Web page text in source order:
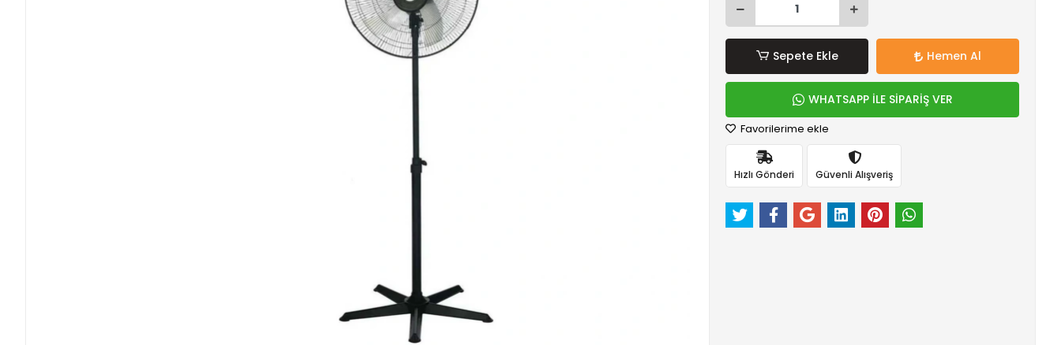
Sepete Ekle Hemen Al
WHATSAPP İLE SİPARİŞ VER
Favorilerime ekle
Hızlı Gönderi Güvenli Alışveriş